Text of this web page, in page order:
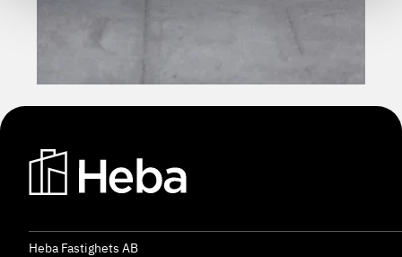
Heba Fastighets AB